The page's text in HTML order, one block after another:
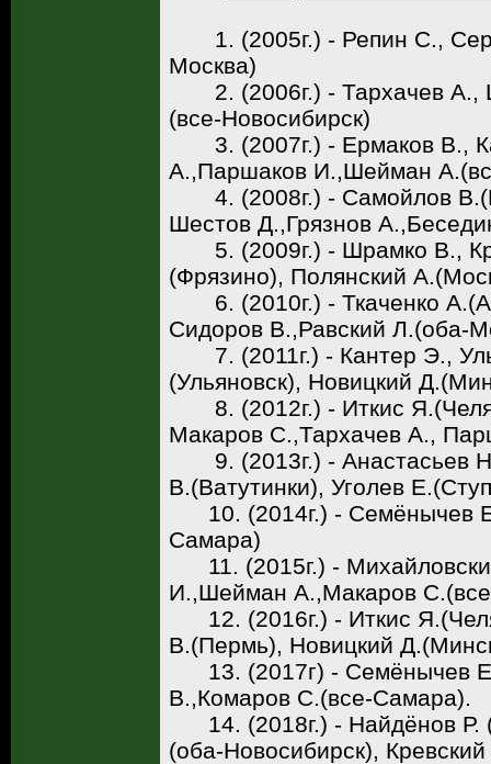
1. (2005г.) - Репин С.,
Москва)
2. (2006г.) - Тархачев А.,
(все-Новосибирск)
3. (2007г.) - Ермаков В.,
А.,Паршаков И.,Шейман
4. (2008г.) - Самойлов
Шестов Д.,Грязнов
5. (2009г.) - Шрамко В.,
(Фрязино), Полянский
6. (2010г.) - Ткаченко
Сидоров В.,Равский Л.(оба-
7. (2011г.) - Кантер Э.,
(Ульяновск), Новицкий
8. (2012г.) - Иткис
Макаров С.,Тархачев А.,
9. (2013г.) - Анастасьев
В.(Ватутинки), Уголев
10. (2014г.) - Семёнычев
Самара)
11. (2015г.) -
И.,Шейман А.,Макаров
12. (2016г.) - Иткис
В.(Пермь), Новицкий
13. (2017г) - Семёнычев
В.,Комаров С.(все-Самара).
14. (2018г.) - Найдёнов Р.
(оба-Новосибирск),